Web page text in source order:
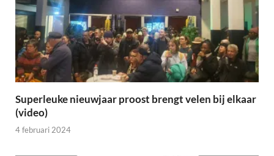
Superleuke nieuwjaar proost brengt velen bij elkaar
(video)
4 februari 2024